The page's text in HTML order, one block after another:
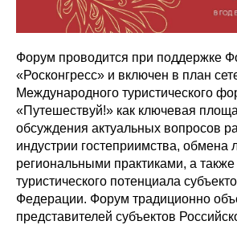
Форум проводится при поддержке
«Росконгресс» и включен в план
Международного туристического
«Путешествуй!» как ключевая
обсуждения актуальных вопросов
индустрии гостеприимства, обмена
региональными практиками, а
туристического потенциала
Федерации. Форум традиционно
представителей субъектов